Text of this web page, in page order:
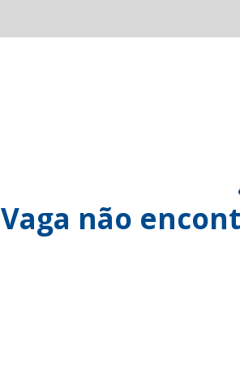
Vaga não